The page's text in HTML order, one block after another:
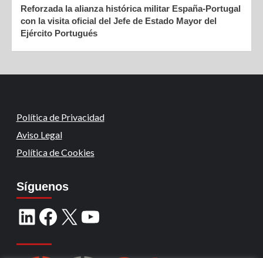
Reforzada la alianza histórica militar España-Portugal
con la visita oficial del Jefe de Estado Mayor del
Ejército Portugués
Política de Privacidad
Aviso Legal
Política de Cookies
Síguenos